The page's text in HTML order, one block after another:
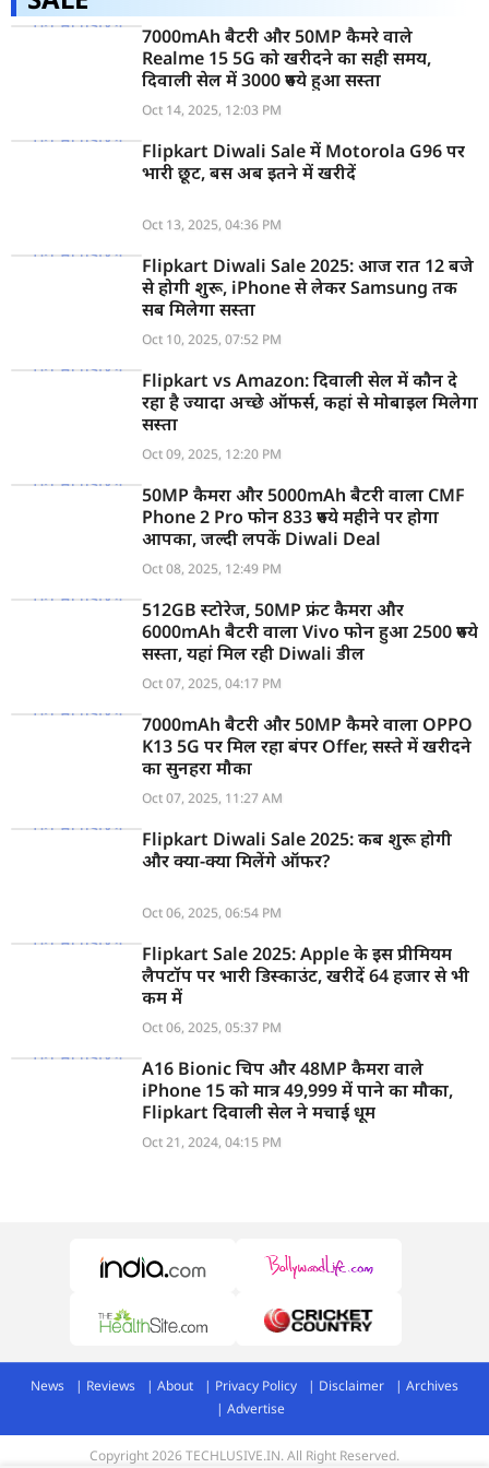
7000mAh बैटरी और 50MP कैमरे वाले
Realme 15 5G को खरीदने का सही समय,
दिवाली सेल में 3000 रुपये हुआ सस्ता
Oct 14, 2025, 12:03 PM
Flipkart Diwali Sale में Motorola G96 पर
भारी छूट, बस अब इतने में खरीदें
Oct 13, 2025, 04:36 PM
Flipkart Diwali Sale 2025: आज रात 12 बजे
से होगी शुरू, iPhone से लेकर Samsung तक
सब मिलेगा सस्ता
Oct 10, 2025, 07:52 PM
Flipkart vs Amazon: दिवाली सेल में कौन दे
रहा है ज्यादा अच्छे ऑफर्स, कहां से मोबाइल मिलेगा
सस्ता
Oct 09, 2025, 12:20 PM
50MP कैमरा और 5000mAh बैटरी वाला CMF
Phone 2 Pro फोन 833 रुपये महीने पर होगा
आपका, जल्दी लपकें Diwali Deal
Oct 08, 2025, 12:49 PM
512GB स्टोरेज, 50MP फ्रंट कैमरा और
6000mAh बैटरी वाला Vivo फोन हुआ 2500 रुपये
सस्ता, यहां मिल रही Diwali डील
Oct 07, 2025, 04:17 PM
7000mAh बैटरी और 50MP कैमरे वाला OPPO
K13 5G पर मिल रहा बंपर Offer, सस्ते में खरीदने
का सुनहरा मौका
Oct 07, 2025, 11:27 AM
Flipkart Diwali Sale 2025: कब शुरू होगी
और क्या-क्या मिलेंगे ऑफर?
Oct 06, 2025, 06:54 PM
Flipkart Sale 2025: Apple के इस प्रीमियम
लैपटॉप पर भारी डिस्काउंट, खरीदें 64 हजार से भी
कम में
Oct 06, 2025, 05:37 PM
A16 Bionic चिप और 48MP कैमरा वाले
iPhone 15 को मात्र 49,999 में पाने का मौका,
Flipkart दिवाली सेल ने मचाई धूम
Oct 21, 2024, 04:15 PM
News Reviews About Privacy Policy Disclaimer
Archives
Advertise
Copyright 2026 TECHLUSIVE.IN. All Right Reserved.